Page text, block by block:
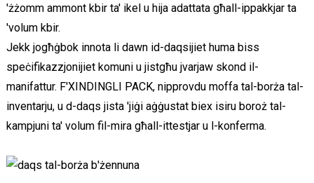
'żżomm ammont kbir ta' ikel u hija adattata għall-ippakkjar ta
'volum kbir.
Jekk jogħġbok innota li dawn id-daqsijiet huma biss
speċifikazzjonijiet komuni u jistgħu jvarjaw skond il-
manifattur. F'XINDINGLI PACK, nipprovdu moffa tal-borża tal-
inventarju, u d-daqs jista 'jiġi aġġustat biex isiru boroż tal-
kampjuni ta' volum fil-mira għall-ittestjar u l-konferma.